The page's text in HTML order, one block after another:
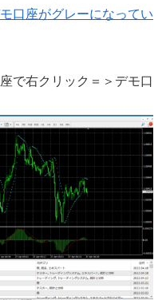
口座がグレーになってい
で右クリック＝＞デモ口